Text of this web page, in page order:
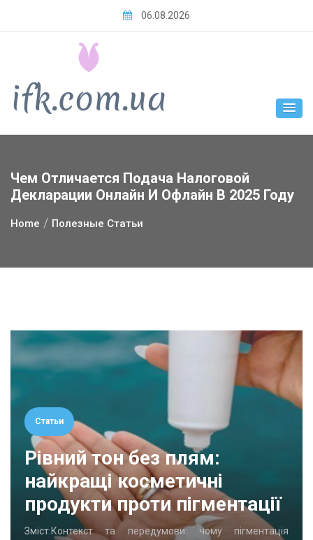
06.08.2026
Чем Отличается Подача Налоговой
Декларации Онлайн И Офлайн В 2025 Году
Home Полезные Статьи
Статьи
Рівний тон без плям:
найкращі косметичні
продукти проти пігментації
Зміст:Контекст та передумови: чому пігментація